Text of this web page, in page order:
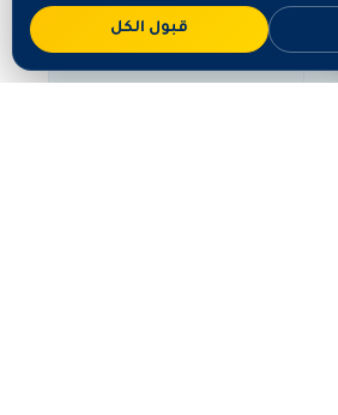
السعر التقريبي
قبول الكل